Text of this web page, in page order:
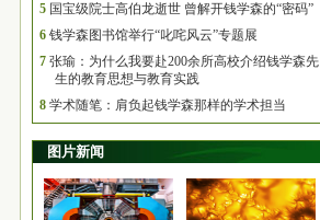
5 国宝级院士高伯龙逝世 曾解开钱学森的“密码”
6 钱学森图书馆举行“叱咤风云”专题展
7 张瑜：为什么我要赴200余所高校介绍钱学森先
生的教育思想与教育实践
8 学术随笔：肩负起钱学森那样的学术担当
图片新闻